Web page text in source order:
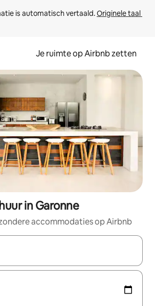
is automatisch vertaald. Originele taal
Je ruimte op Airbnb zetten
in Garonne
accommodaties op Airbnb
beschikbaar zijn, maak je een keuze